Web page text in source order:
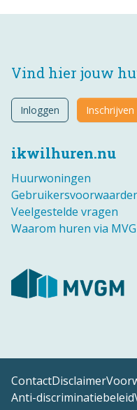
ikwilhuren.nu
Huurwoningen
Veelgestelde vragen
Waarom huren via
Vind hier jouw
Inloggen Inschrijven
ContactDisclaimer
Anti-discriminatiebeleid